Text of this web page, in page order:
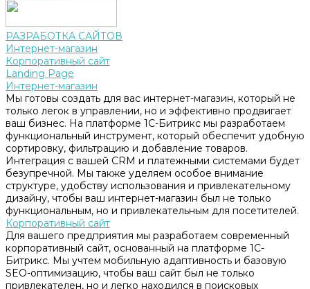
РАЗРАБОТКА САЙТОВ
Интернет-магазин
Корпоративный сайт
Landing Page
Интернет-магазин
Мы готовы создать для вас интернет-магазин, который не
только легок в управлении, но и эффективно продвигает
ваш бизнес. На платформе 1С-Битрикс мы разработаем
функциональный инструмент, который обеспечит удобную
сортировку, фильтрацию и добавление товаров.
Интеграция с вашей CRM и платежными системами будет
безупречной. Мы также уделяем особое внимание
структуре, удобству использования и привлекательному
дизайну, чтобы ваш интернет-магазин был не только
функциональным, но и привлекательным для посетителей.
Корпоративный сайт
Для вашего предприятия мы разработаем современный
корпоративный сайт, основанный на платформе 1С-
Битрикс. Мы учтем мобильную адаптивность и базовую
SEO-оптимизацию, чтобы ваш сайт был не только
привлекателен, но и легко находился в поисковых